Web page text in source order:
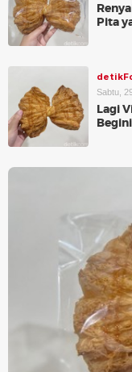
Pita
Sabtu,
Lagi